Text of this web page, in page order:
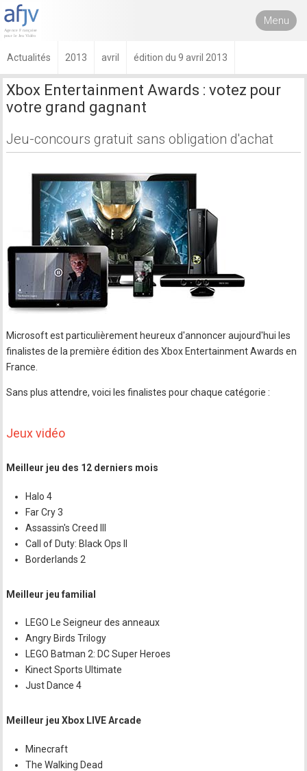
Menu
Actualités 2013 avril édition du 9 avril 2013
Xbox Entertainment Awards : votez pour
votre grand gagnant
Jeu-concours gratuit sans obligation d'achat
Microsoft est particulièrement heureux d'annoncer aujourd'hui les
finalistes de la première édition des Xbox Entertainment Awards en
France.
Sans plus attendre, voici les finalistes pour chaque catégorie :
Jeux vidéo
Meilleur jeu des 12 derniers mois
Halo 4
Far Cry 3
Assassin's Creed III
Call of Duty: Black Ops II
Borderlands 2
Meilleur jeu familial
LEGO Le Seigneur des anneaux
Angry Birds Trilogy
LEGO Batman 2: DC Super Heroes
Kinect Sports Ultimate
Just Dance 4
Meilleur jeu Xbox LIVE Arcade
Minecraft
The Walking Dead